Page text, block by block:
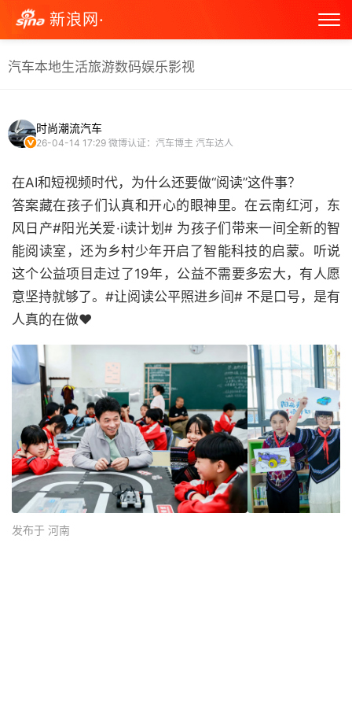
新浪网·
汽车本地生活旅游数码娱乐影视
时尚潮流汽车
26-04-14 17:29 微博认证：汽车博主 汽车达人
在AI和短视频时代，为什么还要做“阅读”这件事？
答案藏在孩子们认真和开心的眼神里。在云南红河，东
风日产#阳光关爱·i读计划# 为孩子们带来一间全新的智
能阅读室，还为乡村少年开启了智能科技的启蒙。听说
这个公益项目走过了19年，公益不需要多宏大，有人愿
意坚持就够了。#让阅读公平照进乡间# 不是口号，是有
人真的在做❤️
发布于 河南